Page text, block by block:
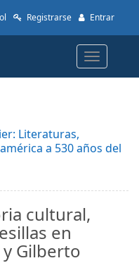
Registrarse Entrar
Toggle
Literaturas,
a 530 años del
cultural,
en
y Gilberto